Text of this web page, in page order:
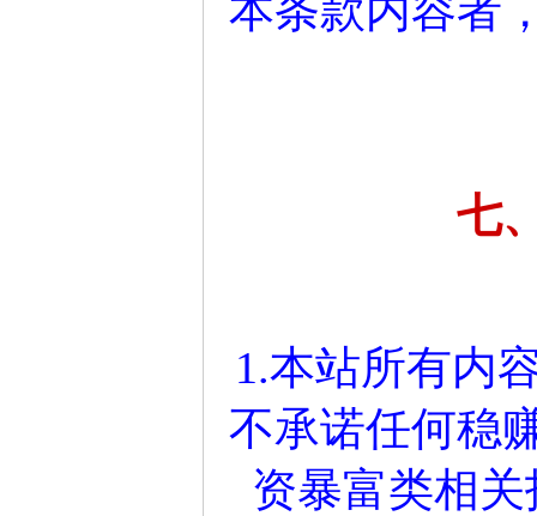
本条款内容者
七
1.本站所有内
不承诺任何稳
资暴富类相